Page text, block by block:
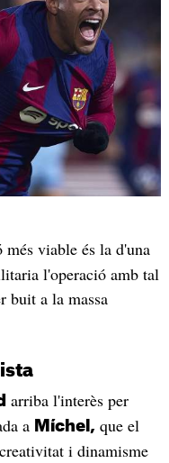
viable és la d'una
l'operació amb tal
buit a la massa
arriba l'interès per
a Míchel, que el
i dinamisme